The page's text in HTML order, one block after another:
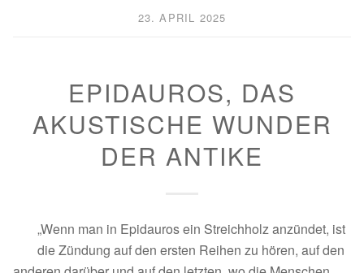
23. APRIL 2025
EPIDAUROS, DAS
AKUSTISCHE WUNDER
DER ANTIKE
„Wenn man in Epidauros ein Streichholz anzündet, ist
die Zündung auf den ersten Reihen zu hören, auf den